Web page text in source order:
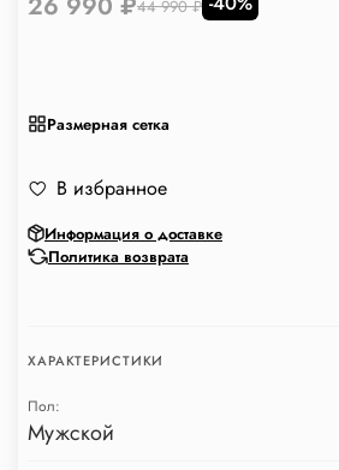
Размерная сетка
44 990 ₽
В избранное
Информация о доставке
Политика возврата
ХАРАКТЕРИСТИКИ
Пол:
Мужской